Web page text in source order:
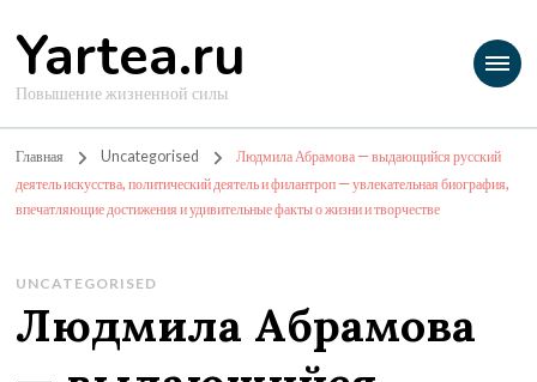
Yartea.ru
Повышение жизненной силы
Главная Uncategorised
Людмила Абрамова — выдающийся русский
деятель искусства, политический деятель и филантроп — увлекательная биография,
впечатляющие достижения и удивительные факты о жизни и творчестве
UNCATEGORISED
Людмила Абрамова